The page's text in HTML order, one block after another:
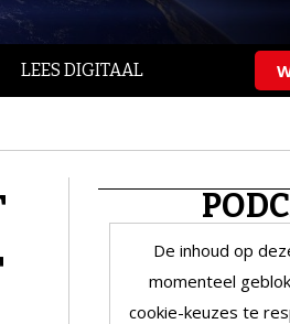
LEES DIGITAAL
De inhoud op
momenteel
cookie-keuzes te